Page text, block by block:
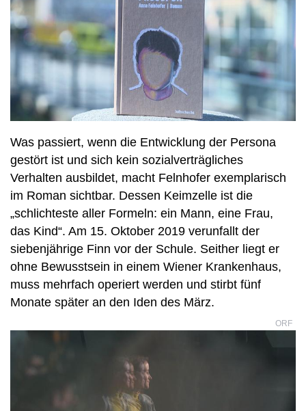
Was passiert, wenn die Entwicklung der Persona
gestört ist und sich kein sozialverträgliches
Verhalten ausbildet, macht Felnhofer exemplarisch
im Roman sichtbar. Dessen Keimzelle ist die
„schlichteste aller Formeln: ein Mann, eine Frau,
das Kind“. Am 15. Oktober 2019 verunfallt der
siebenjährige Finn vor der Schule. Seither liegt er
ohne Bewusstsein in einem Wiener Krankenhaus,
muss mehrfach operiert werden und stirbt fünf
Monate später an den Iden des März.
ORF